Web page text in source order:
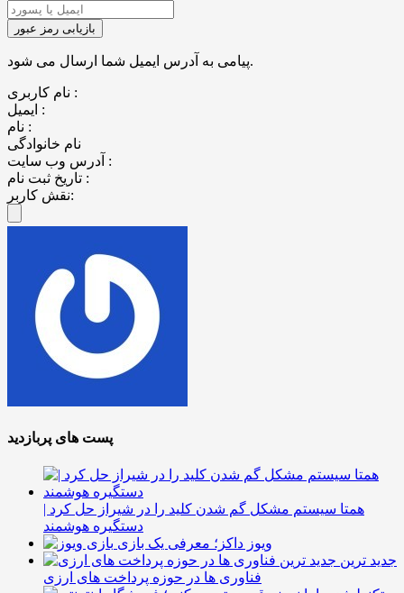
پیامی به آدرس ایمیل شما ارسال می شود.
نام کاربری :
ایمیل :
نام :
نام خانوادگی
آدرس وب سایت :
تاریخ ثبت نام :
نقش کاربر:
پست های پربازدید
همتا سیستم مشکل گم شدن کلید را در شیراز حل کرد |
دستگیره هوشمند
ویوز داکز؛ معرفی یک بازی
جدید ترین
فناوری ها در حوزه پرداخت های ارزی